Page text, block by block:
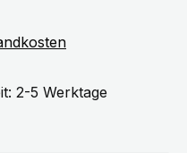
2-5 Werktage